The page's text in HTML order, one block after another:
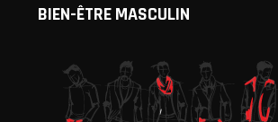
BIEN-ÊTRE MASCULIN